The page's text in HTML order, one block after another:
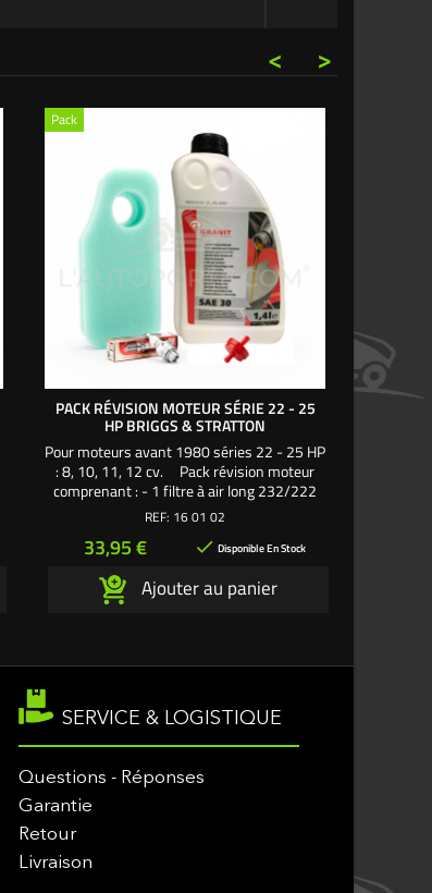
>
<
Pack
PACK RÉVISION MOTEUR SÉRIE 22 - 25
HP BRIGGS & STRATTON
Pour moteurs avant 1980 séries 22 - 25 HP
: 8, 10, 11, 12 cv. Pack révision moteur
comprenant : - 1 filtre à air long 232/222
mm - larg 115/110 mm - haut 38 mm - 1
culot court - 1,4 litre d'huile moteur SAE30
REF: 16 01 02
Prix
33,95 €  Disponible En Stock
Ajouter au panier
SERVICE & LOGISTIQUE
Questions - Réponses
Garantie
Retour
Livraison